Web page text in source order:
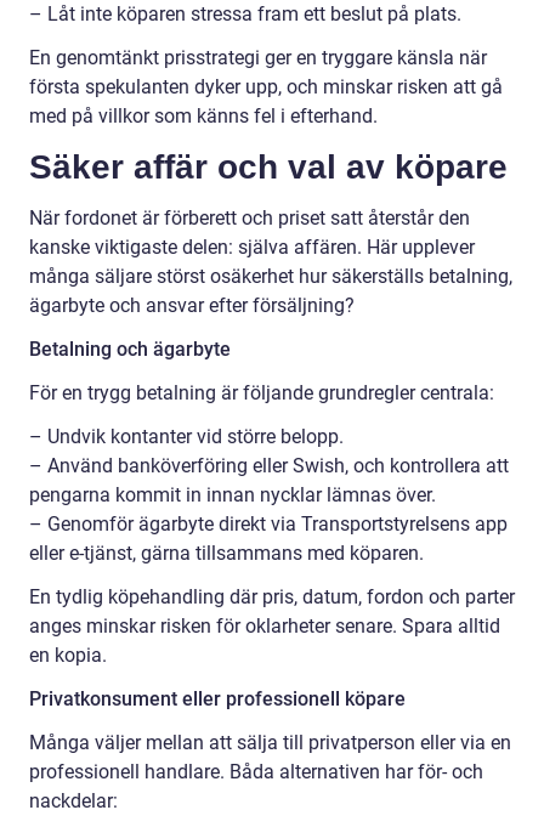
– Låt inte köparen stressa fram ett beslut på plats.
En genomtänkt prisstrategi ger en tryggare känsla när
första spekulanten dyker upp, och minskar risken att gå
med på villkor som känns fel i efterhand.
Säker affär och val av köpare
När fordonet är förberett och priset satt återstår den
kanske viktigaste delen: själva affären. Här upplever
många säljare störst osäkerhet hur säkerställs betalning,
ägarbyte och ansvar efter försäljning?
Betalning och ägarbyte
För en trygg betalning är följande grundregler centrala:
– Undvik kontanter vid större belopp.
– Använd banköverföring eller Swish, och kontrollera att
pengarna kommit in innan nycklar lämnas över.
– Genomför ägarbyte direkt via Transportstyrelsens app
eller e-tjänst, gärna tillsammans med köparen.
En tydlig köpehandling där pris, datum, fordon och parter
anges minskar risken för oklarheter senare. Spara alltid
en kopia.
Privatkonsument eller professionell köpare
Många väljer mellan att sälja till privatperson eller via en
professionell handlare. Båda alternativen har för- och
nackdelar: